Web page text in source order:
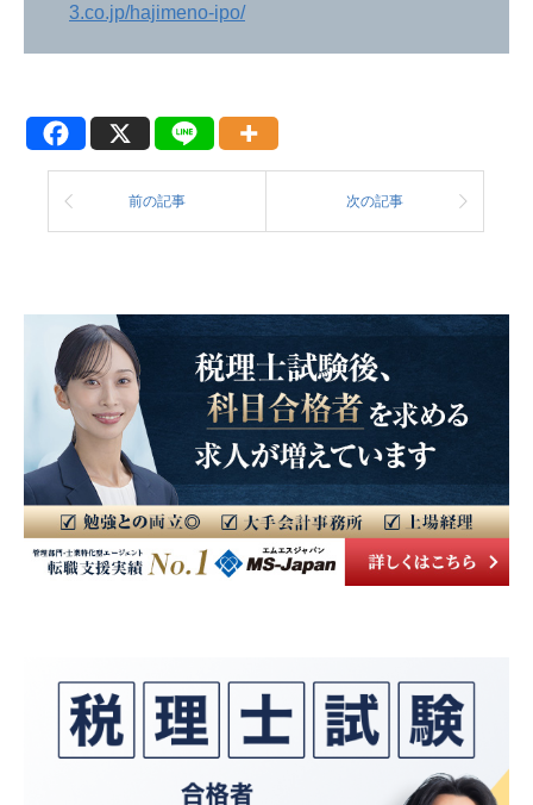
3.co.jp/hajimeno-ipo/
前の記事 次の記事